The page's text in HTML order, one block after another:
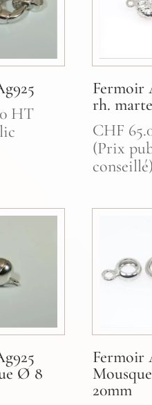
HT
Fermoir
rh.
CHF
(Prix
conseillé)
Ø 8
Fermoir
20mm